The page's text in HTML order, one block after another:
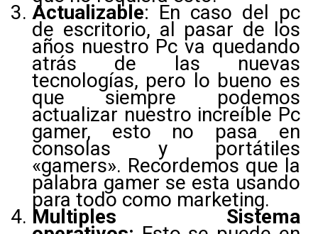
Actualizable: En caso del pc
de escritorio, al pasar de los
años nuestro Pc va quedando
atrás de las nuevas
tecnologías, pero lo bueno es
que siempre podemos
actualizar nuestro increíble Pc
gamer, esto no pasa en
consolas y portátiles
«gamers». Recordemos que la
palabra gamer se esta usando
para todo como marketing.
Multiples Sistema